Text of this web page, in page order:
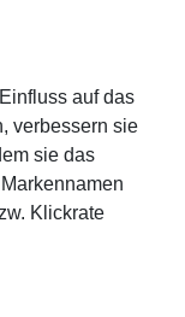
auf das
verbessern sie
sie das
Klickrate